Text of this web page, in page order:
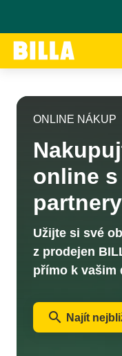
Na domovskou stránku
ONLINE NÁKUP
online
partnery
Užijte si své
z prodejen
přímo k vašim
search Najít